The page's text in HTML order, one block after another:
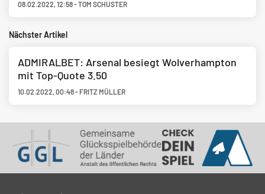
08.02.2022,12:58-TOM SCHUSTER
Nächster Artikel
ADMIRALBET: Arsenal besiegt Wolverhampton
mit Top-Quote 3.50
10.02.2022,00:48- FRITZ MÜLLER